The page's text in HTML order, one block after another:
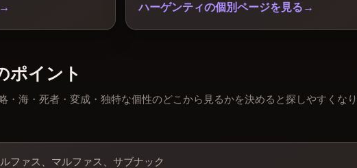
ハーゲンティの個別ページを見る
ポイント
・海・死者・変成・独特な個性のどこから見るかを決めると探しやすくなり
ファス、マルファス、サブナック